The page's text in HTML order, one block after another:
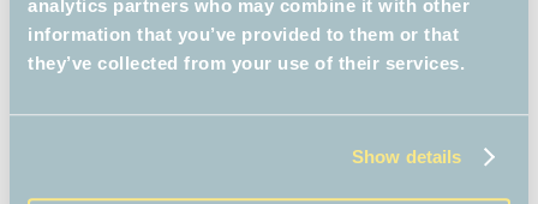
analytics partners who may combine it with other
information that you’ve provided to them or that
they’ve collected from your use of their services.
Show details
helemaal passen bij jouw smaak.
Medaille
Het laatste spel staat in de bus. Er